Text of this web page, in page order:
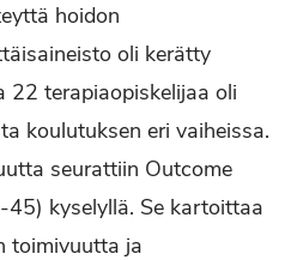
hoidon
oli kerätty
22 terapiaopiskelijaa oli
koulutuksen eri vaiheissa.
seurattiin Outcome
kyselyllä. Se kartoittaa
toimivuutta ja